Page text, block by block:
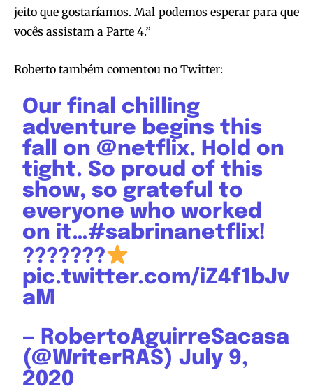
jeito que gostaríamos. Mal podemos esperar para que
vocês assistam a Parte 4.”
Roberto também comentou no Twitter:
Our final chilling
adventure begins this
fall on @netflix. Hold on
tight. So proud of this
show, so grateful to
everyone who worked
on it…#sabrinanetflix!
???????
pic.twitter.com/iZ4f1bJv
aM
— RobertoAguirreSacasa
(@WriterRAS)July 9,
2020